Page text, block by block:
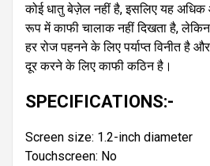
कोई धातु बेज़ेल नहीं है, इसलिए यह अधिक
रूप में काफी चालाक नहीं दिखता है,
हर रोज पहनने के लिए पर्याप्त विनीत है
दूर करने के लिए काफी कठिन है।
SPECIFICATIONS:-
Screen size: 1.2-inch diameter
Touchscreen: No